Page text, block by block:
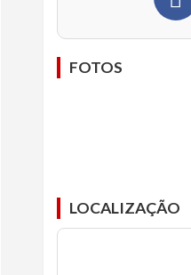
FOTOS
LOCALIZAÇÃO